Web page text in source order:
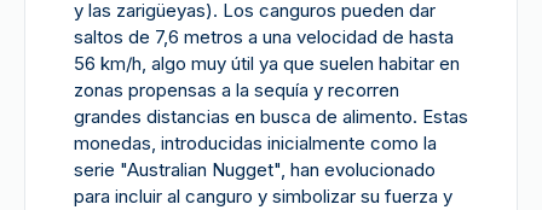
y las zarigüeyas). Los canguros pueden dar
saltos de 7,6 metros a una velocidad de hasta
56 km/h, algo muy útil ya que suelen habitar en
zonas propensas a la sequía y recorren
grandes distancias en busca de alimento. Estas
monedas, introducidas inicialmente como la
serie "Australian Nugget", han evolucionado
para incluir al canguro y simbolizar su fuerza y